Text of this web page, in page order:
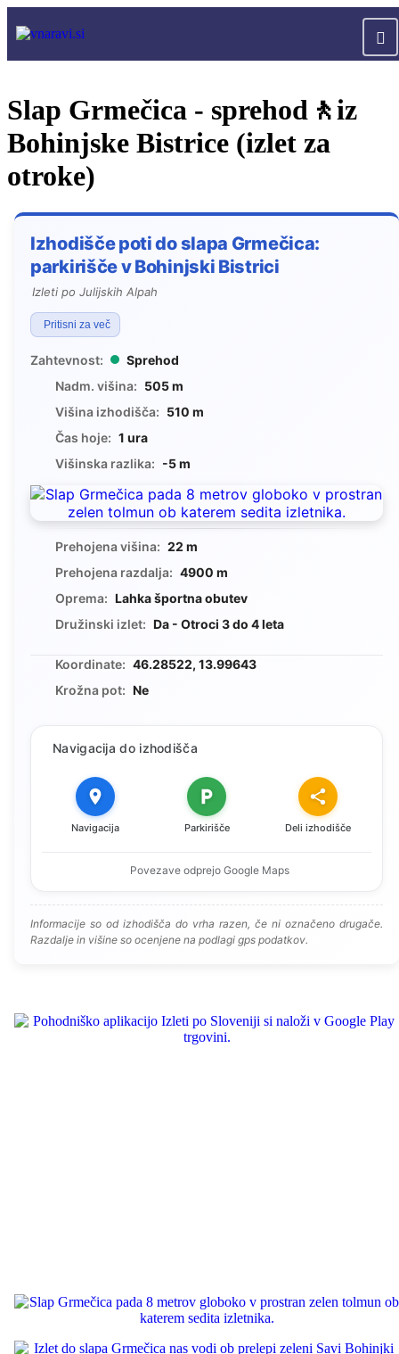
Slap Grmečica - sprehod🚶iz
Bohinjske Bistrice (izlet za
otroke)
Izhodišče poti do slapa Grmečica:
parkirišče v Bohinjski Bistrici
Izleti po Julijskih Alpah
Pritisni za več
Zahtevnost:
Sprehod
Nadm. višina: 505 m
Višina izhodišča: 510 m
Čas hoje: 1 ura
Višinska razlika: -5 m
Prehojena višina: 22 m
Prehojena razdalja: 4900 m
Oprema: Lahka športna obutev
Družinski izlet: Da - Otroci 3 do 4 leta
Koordinate: 46.28522, 13.99643
Krožna pot: Ne
Navigacija do izhodišča
Navigacija Parkirišče Deli izhodišče
Povezave odprejo Google Maps
Informacije so od izhodišča do vrha razen, če ni označeno drugače.
Razdalje in višine so ocenjene na podlagi gps podatkov.